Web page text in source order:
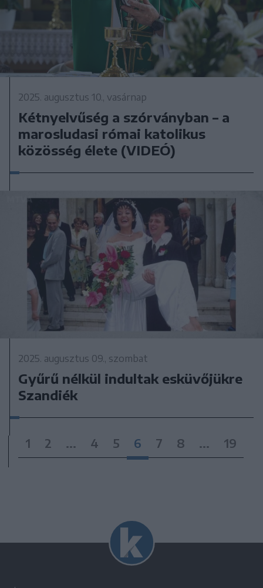
2025. augusztus 10., vasárnap
Kétnyelvűség a szórványban – a
marosludasi római katolikus
közösség élete (VIDEÓ)
2025. augusztus 09., szombat
Gyűrű nélkül indultak esküvőjükre
Szandiék
1 2 ... 4 5 6 7 8 ... 19